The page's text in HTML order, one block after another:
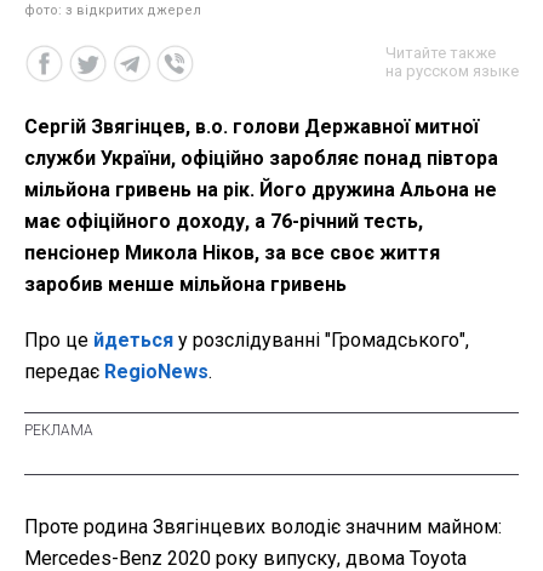
фото: з відкритих джерел
Читайте также
на русском языке
Сергій Звягінцев, в.о. голови Державної митної
служби України, офіційно заробляє понад півтора
мільйона гривень на рік. Його дружина Альона не
має офіційного доходу, а 76-річний тесть,
пенсіонер Микола Ніков, за все своє життя
заробив менше мільйона гривень
Про це йдеться у розслідуванні "Громадського",
передає RegioNews.
Проте родина Звягінцевих володіє значним майном:
Mercedes-Benz 2020 року випуску, двома Toyota